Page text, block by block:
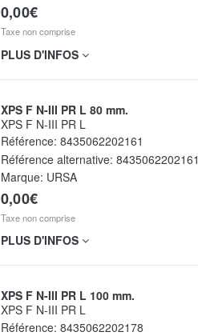
0,00€
Taxe non comprise
PLUS D'INFOS
XPS F N-III PR L 80 mm.
XPS F N-III PR L
Référence: 8435062202161
Référence alternative: 8435062202161
Marque: URSA
0,00€
Taxe non comprise
PLUS D'INFOS
XPS F N-III PR L 100 mm.
XPS F N-III PR L
Référence: 8435062202178